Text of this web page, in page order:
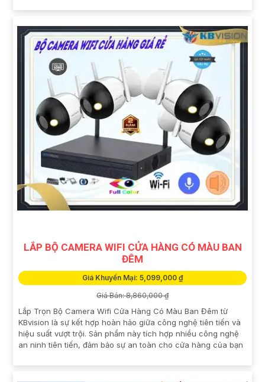
LẮP BỘ CAMERA WIFI CỬA HÀNG CÓ MÀU BAN
ĐÊM
Giá Khuyến Mại: 5,099,000 ₫
Giá Bán: 8,860,000 ₫
Lắp Trọn Bộ Camera Wifi Cửa Hàng Có Màu Ban Đêm từ
KBvision là sự kết hợp hoàn hảo giữa công nghệ tiên tiến và
hiệu suất vượt trội. Sản phẩm này tích hợp nhiều công nghệ
an ninh tiên tiến, đảm bảo sự an toàn cho cửa hàng của bạn